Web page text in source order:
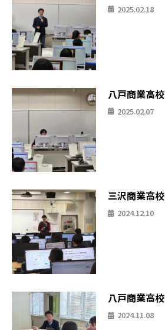
2025.02.18
八戸商業高校
2025.02.07
三沢商業高校
2024.12.10
八戸商業高校
2024.11.08